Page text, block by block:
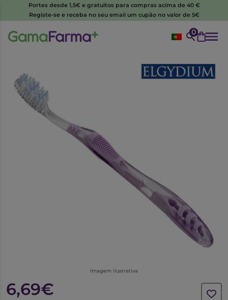
Portes desde 1,5€ e gratuitos para compras acima de 40 €
Registe-se e receba no seu email um cupão no valor de 5€
0
Imagem ilustrativa
6,69€